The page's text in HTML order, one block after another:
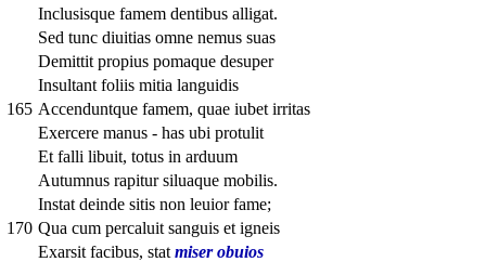
Inclusisque famem dentibus alligat.
Sed tunc diuitias omne nemus suas
Demittit propius pomaque desuper
Insultant foliis mitia languidis
165 Accenduntque famem, quae iubet irritas
Exercere manus - has ubi protulit
Et falli libuit, totus in arduum
Autumnus rapitur siluaque mobilis.
Instat deinde sitis non leuior fame;
170 Qua cum percaluit sanguis et igneis
Exarsit facibus, stat miser obuios